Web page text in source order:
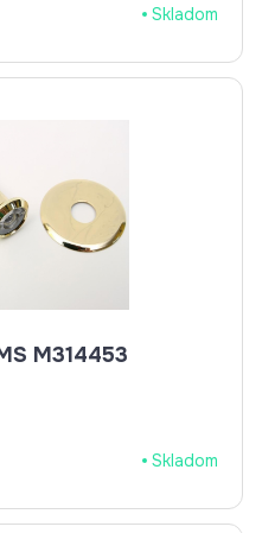
Skladom
KUKÁTKO KOMPLET MS M314453
Skladom